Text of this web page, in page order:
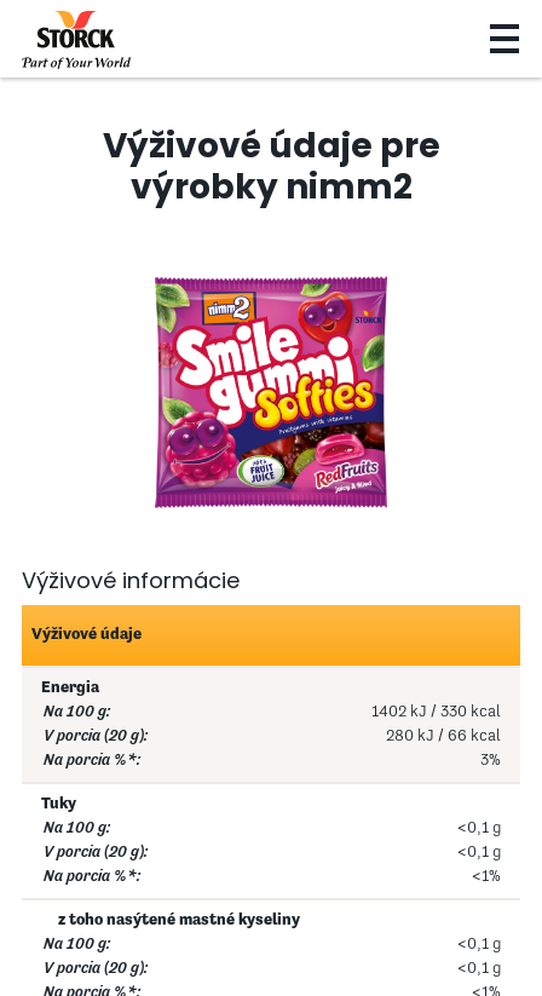
Výživové údaje pre
výrobky nimm2
Výživové informácie
Výživové údaje
Energia
1402 kJ / 330 kcal
280 kJ / 66 kcal
3%
Tuky
<0,1 g
<0,1 g
<1%
z toho nasýtené mastné kyseliny
<0,1 g
<0,1 g